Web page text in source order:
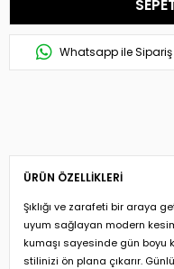
Whatsapp ile Sipariş
ÜRÜN ÖZELLIKLERI
Şıklığı ve zarafeti bir araya
uyum sağlayan modern
kumaşı sayesinde gün boyu
stilinizi ön plana çıkarır.